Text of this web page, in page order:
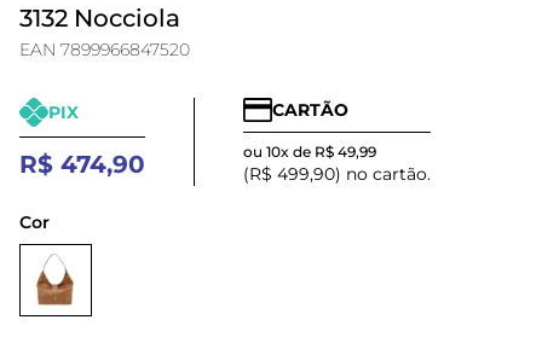
3132 Nocciola
EAN 7899966847520
PIX
R$ 474,90
CARTÃO
ou 10x de R$ 49,99
(R$ 499,90) no cartão.
Cor